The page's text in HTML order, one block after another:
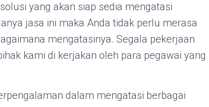
yang akan siap sedia mengatasi
jasa ini maka Anda tidak perlu merasa
mengatasinya. Segala pekerjaan
kami di kerjakan oleh para pegawai yang
dalam mengatasi berbagai